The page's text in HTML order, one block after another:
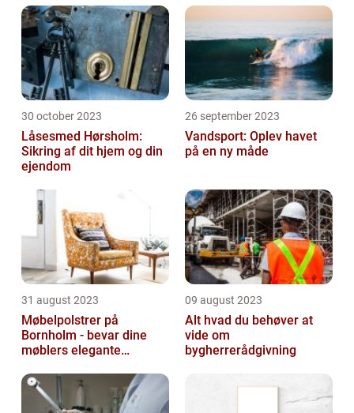
30 october 2023
Låsesmed Hørsholm:
Sikring af dit hjem og din
ejendom
26 september 2023
Vandsport: Oplev havet
på en ny måde
31 august 2023
Møbelpolstrer på
Bornholm - bevar dine
møblers elegante
09 august 2023
Alt hvad du behøver at
vide om
bygherrerådgivning